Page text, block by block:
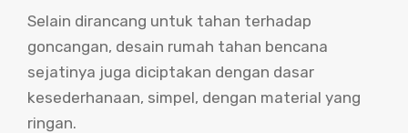
Selain dirancang untuk tahan terhadap
goncangan, desain rumah tahan bencana
sejatinya juga diciptakan dengan dasar
kesederhanaan, simpel, dengan material yang
ringan.